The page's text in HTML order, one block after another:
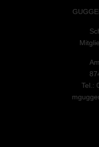
Tel.: